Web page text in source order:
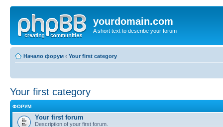
yourdomain.com
A short text to describe your forum
Начало форум ‹ Your first category
Your first category
ФОРУМ
Your first forum
Description of your first forum.